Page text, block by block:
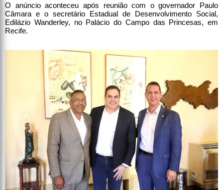
O anúncio aconteceu após reunião com o governador Paulo
Câmara e o secretário Estadual de Desenvolvimento Social,
Edilázio Wanderley, no Palácio do Campo das Princesas, em
Recife.